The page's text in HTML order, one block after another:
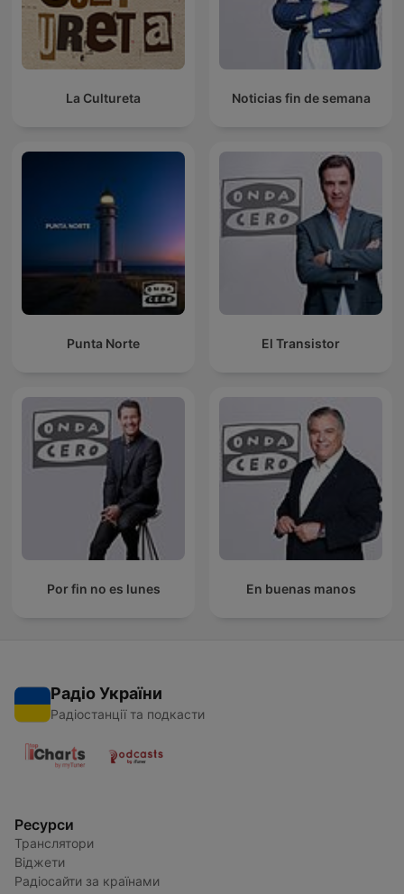
La Cultureta Noticias fin de semana
Punta Norte El Transistor
Por fin no es lunes En buenas manos
Радіо України
Радіостанції та подкасти
Ресурси
Транслятори
Віджети
Радіосайти за країнами